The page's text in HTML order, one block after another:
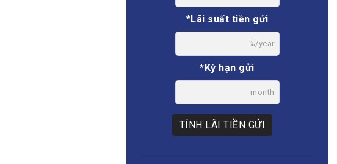
*Lãi suất tiền gửi
%/year
*Kỳ hạn gửi
month
TÍNH LÃI TIỀN GỬI